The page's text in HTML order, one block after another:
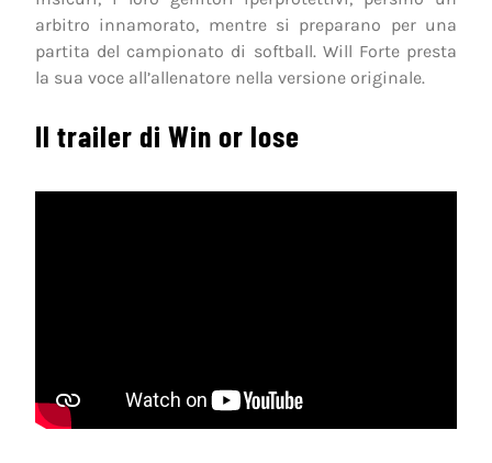
arbitro innamorato, mentre si preparano per una
partita del campionato di softball. Will Forte presta
la sua voce all’allenatore nella versione originale.
Il trailer di Win or lose